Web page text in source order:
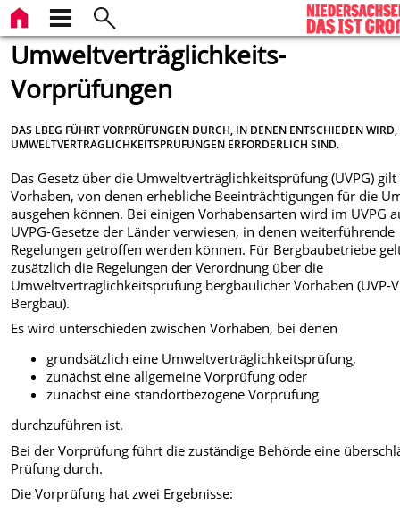
Umweltverträglichkeits-
Vorprüfungen
DAS LBEG FÜHRT VORPRÜFUNGEN DURCH, IN DENEN ENTSCHIEDEN
UMWELTVERTRÄGLICHKEITSPRÜFUNGEN ERFORDERLICH SIND.
Das Gesetz über die Umweltverträglichkeitsprüfung (UVPG)
Vorhaben, von denen erhebliche Beeinträchtigungen für die
ausgehen können. Bei einigen Vorhabensarten wird im UVPG
UVPG-Gesetze der Länder verwiesen, in denen weiterführende
Regelungen getroffen werden können. Für Bergbaubetriebe
zusätzlich die Regelungen der Verordnung über die
Umweltverträglichkeitsprüfung bergbaulicher Vorhaben (UVP-V
Bergbau).
Es wird unterschieden zwischen Vorhaben, bei denen
grundsätzlich eine Umweltverträglichkeitsprüfung,
zunächst eine allgemeine Vorprüfung oder
zunächst eine standortbezogene Vorprüfung
durchzuführen ist.
Bei der Vorprüfung führt die zuständige Behörde eine
Prüfung durch.
Die Vorprüfung hat zwei Ergebnisse: